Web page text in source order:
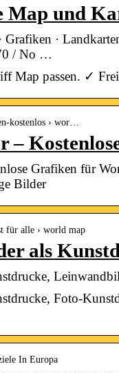
Map und
Grafiken ·
/ No …
Map passen. ✓
kostenlos › wor…
–
Grafiken für
Bilder
für alle › world map
als
Foto-
In Europa